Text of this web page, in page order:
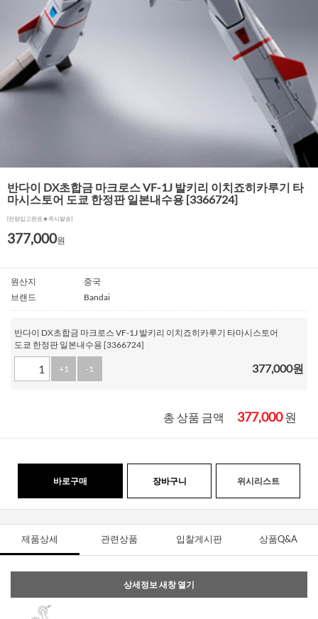
반다이 DX초합금 마크로스 VF-1J 발키리 이치죠히카루기 타
마시스토어 도쿄 한정판 일본내수용 [3366724]
[전량입고완료★즉시발송]
377,000원
원산지
중국
브랜드
Bandai
반다이 DX초합금 마크로스 VF-1J 발키리 이치죠히카루기 타마시스토어
도쿄 한정판 일본내수용 [3366724]
+1 -1 377,000원
총 상품 금액 377,000원
바로구매 장바구니 위시리스트
제품상세 관련상품 입찰게시판 상품Q&A
상세정보 새창 열기